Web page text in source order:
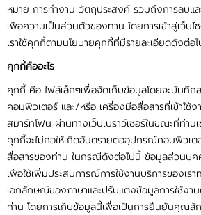
บัญชีผู้ใช้
ติดต่อเรา
แจ้งชำระเงิน
ข่าวสาร
เกี่ยวกับเรา
หมาย การทำงาน วัตถุประสงค์ รวมถึงการลบแ
เพื่อความเป็นส่วนตัวของท่าน โดยการเข้าสู่เว็บ
เราใช้คุกกี้ตามนโยบายคุกกี้ที่มีรายละเอียดดังต่อ
คุกกี้คืออะไร
คุกกี้ คือ ไฟล์เล็กๆเพื่อจัดเก็บข้อมูลโดยจะบันทึ
คอมพิวเตอร์ และ/หรือ เครื่องมือสื่อสารที่เข้าใช้
สมาร์ทโฟน ผ่านทางเว็บเบราว์เซอร์ในขณะที่ท่านเ
คุกกี้จะไม่ก่อให้เกิดอันตรายต่ออุปกรณ์คอมพิวเต
สื่อสารของท่าน ในกรณีดังต่อไปนี้ ข้อมูลส่วนบุค
เพื่อใช้เพิ่มประสบการณ์การใช้งานบริการของเรา
เอกลักษณ์ของภาษาและปรับแต่งข้อมูลการใช้งา
ท่าน โดยการเก็บข้อมูลนี้เพื่อเป็นการยืนยันคุณลั